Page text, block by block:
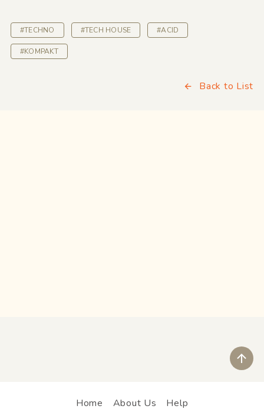
#TECHNO #TECH HOUSE #ACID
#KOMPAKT
Back to List
Home About Us Help